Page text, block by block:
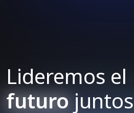
Lideremos el
futurojuntos